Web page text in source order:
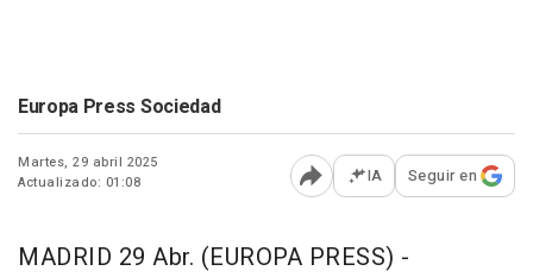
Europa Press Sociedad
Martes, 29 abril 2025
Actualizado: 01:08
Abrir opciones para
IA Seguir en
MADRID 29 Abr. (EUROPA PRESS) -